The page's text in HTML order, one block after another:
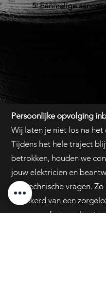
5: Eénmalige
offerte
Persoonlijke opvolging
Wij laten je niet los na het
Tijdens het hele traject
betrokken, houden we
jouw elektricien en
alle technische vragen. Zo
verzekerd van een
en een perfect resultaat.